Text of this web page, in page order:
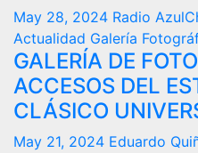
May 28, 2024 Radio
Actualidad Galería
GALERÍA DE
ACCESOS DEL
CLÁSICO
May 21, 2024 Eduardo